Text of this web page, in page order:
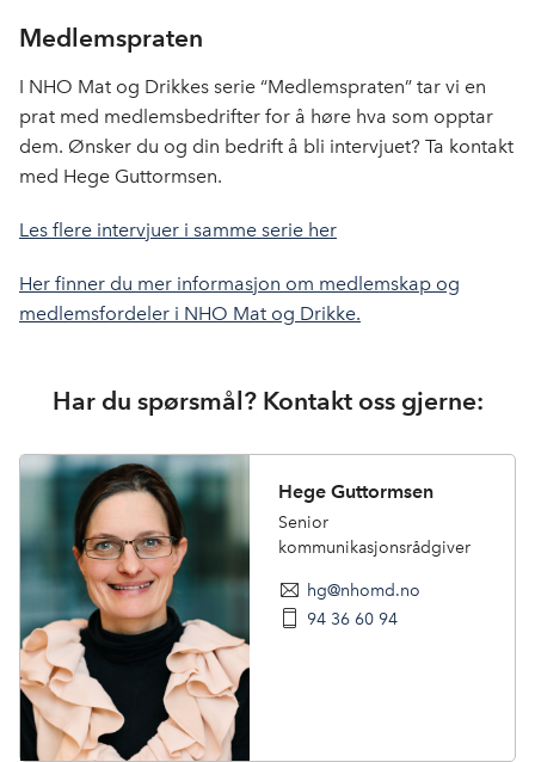
Medlemspraten
I NHO Mat og Drikkes serie “Medlemspraten” tar vi en
prat med medlemsbedrifter for å høre hva som opptar
dem. Ønsker du og din bedrift å bli intervjuet? Ta kontakt
med Hege Guttormsen.
Les flere intervjuer i samme serie her
Her finner du mer informasjon om medlemskap og
medlemsfordeler i NHO Mat og Drikke.
Har du spørsmål? Kontakt oss gjerne:
Hege Guttormsen
Senior
kommunikasjonsrådgiver
hg@nhomd.no
94 36 60 94